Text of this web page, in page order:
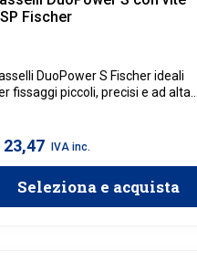
Fischer
DuoPower S Fischer ideali
fissaggi piccoli, precisi e ad alta
di supporto, offrendo una tenuta
su superfici sia piene che
23,47 IVA inc.
Seleziona e acquista